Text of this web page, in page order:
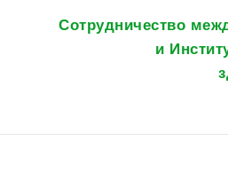
Сотрудничество
и